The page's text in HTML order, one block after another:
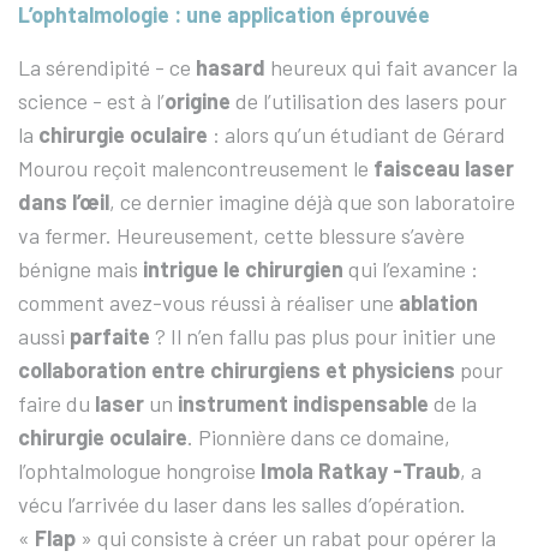
L’ophtalmologie : une application éprouvée
La sérendipité - ce hasard heureux qui fait avancer la
science - est à l’origine de l’utilisation des lasers pour
la chirurgie oculaire : alors qu’un étudiant de Gérard
Mourou reçoit malencontreusement le faisceau laser
dans l’œil, ce dernier imagine déjà que son laboratoire
va fermer. Heureusement, cette blessure s’avère
bénigne mais intrigue le chirurgien qui l’examine :
comment avez-vous réussi à réaliser une ablation
aussi parfaite ? Il n’en fallu pas plus pour initier une
collaboration entre chirurgiens et physiciens pour
faire du laser un instrument indispensable de la
chirurgie oculaire. Pionnière dans ce domaine,
l’ophtalmologue hongroise Imola Ratkay -Traub, a
vécu l’arrivée du laser dans les salles d’opération.
« Flap » qui consiste à créer un rabat pour opérer la